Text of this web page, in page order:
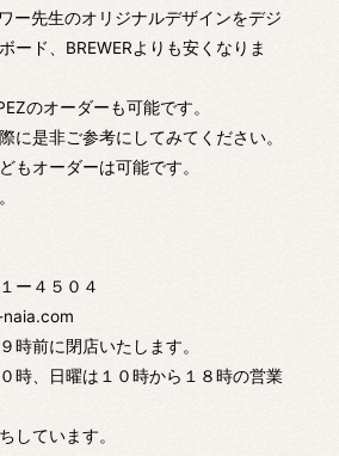
ー先生のオリジナルデザインをデジ
ード、BREWERよりも安くなりま
のオーダーも可能です。
に是非ご参考にしてみてください。
もオーダーは可能です。
ー４５０４
naia.com
時前に閉店いたします。
時、日曜は１０時から１８時の営業
しています。